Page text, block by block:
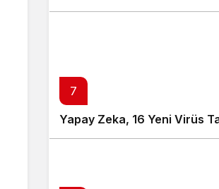
7
Yapay Zeka, 16 Yeni Virüs